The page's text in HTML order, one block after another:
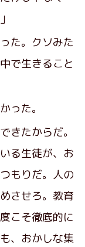
た。クソみた
で生きること
った。
きたからだ。
る生徒が、お
もりだ。人の
させろ。教育
こそ徹底的に
、おかしな集